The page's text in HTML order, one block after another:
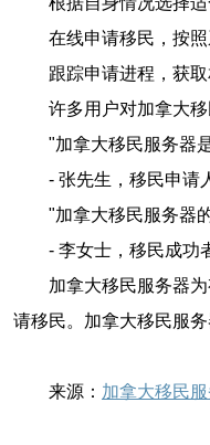
在线申请移民，按
跟踪申请进程，获取
许多用户对加拿大
"加拿大移民服务器
- 张先生，移民申请
"加拿大移民服务器
- 李女士，移民成功
加拿大移民服务器
请移民。加拿大移民服
来源： 加拿大移民